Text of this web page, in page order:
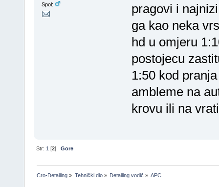
Spol:
pragovi i
ga kao neka
hd u omjeru
postojecu
1:50 kod
ambleme na
krovu ili na
Str: 1 [2]Gore
Cro-Detailing » Tehnički dio» Detailing vodič » APC